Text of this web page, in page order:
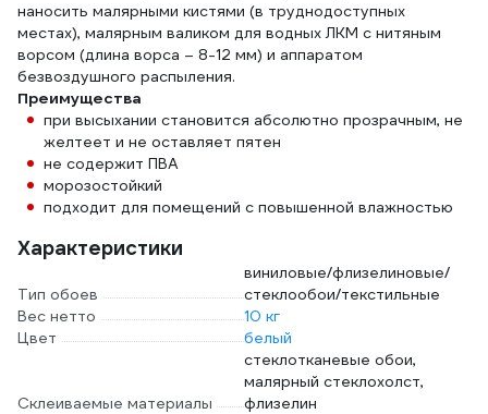
наносить малярными кистями (в труднодоступных
местах), малярным валиком для водных ЛКМ с нитяным
ворсом (длина ворса – 8-12 мм) и аппаратом
безвоздушного распыления.
Преимущества
при высыхании становится абсолютно прозрачным, не
желтеет и не оставляет пятен
не содержит ПВА
морозостойкий
подходит для помещений с повышенной влажностью
Характеристики
Тип обоев
виниловые/флизелиновые/
стеклообои/текстильные
Вес нетто
10 кг
Цвет
белый
Склеиваемые материалы
стеклотканевые обои,
малярный стеклохолст,
флизелин